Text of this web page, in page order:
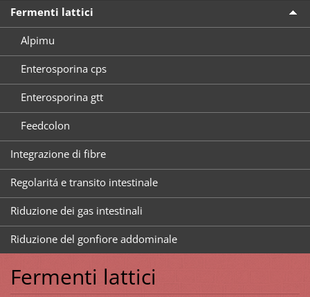
Fermenti lattici
Alpimu
Enterosporina cps
Enterosporina gtt
Feedcolon
Integrazione di fibre
Regolaritá e transito intestinale
Riduzione dei gas intestinali
Riduzione del gonfiore addominale
Fermenti lattici